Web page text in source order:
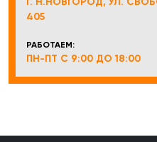
405
РАБОТАЕМ:
ПН-ПТ С 9:00 ДО 18:00